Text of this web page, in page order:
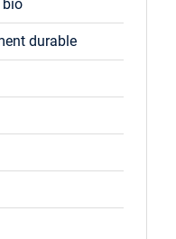
bio
durable